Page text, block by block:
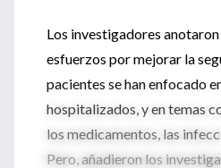
Los investigadores
esfuerzos por mejorar la
pacientes se han enfocado
hospitalizados, y en temas
los medicamentos, las
Pero, añadieron los